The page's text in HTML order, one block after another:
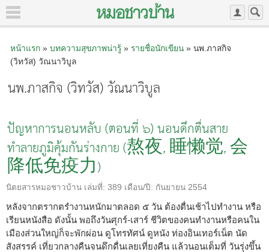
หน้าแรก» บทความสุขภาพน่ารู้» รายชื่อนักเขียน» นพ.ภาสกิจ
(วิทวัส) วัณนาวิบูล
นพ.ภาสกิจ (วิทวัส) วัณนาวิบูล
ปัญหาการนอนหลับ (ตอนที่ ๖) นอนดึกตื่นสาย
ทำลายภูมิคุ้มกันร่างกาย (熬夜, 睡懒觉, 会
降低免疫力)
นิตยสารหมอชาวบ้าน เล่มที่: 389 เดือน/ปี: กันยายน 2554
หลังจากตรากตรำงานหนักมาตลอด ๕ วัน ต้องตื่นเช้าไปทำงาน หรือ
เรียนหนังสือ ดังนั้น พอถึงวันศุกร์-เสาร์ ชีวิตของคนทำงานหรือคนใน
เมืองส่วนใหญ่ก็จะพักผ่อน ดูโทรทัศน์ ดูหนัง ท่องอินเทอร์เน็ต นัด
สังสรรค์ เที่ยวกลางคืนจนดึกดื่นเลยเที่ยงคืน แล้วนอนเต็มที่ วันรุ่งขึ้น